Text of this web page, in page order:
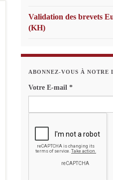
Validation des brevets
(KH)
ABONNEZ-VOUS À NOTRE
Votre E-mail *